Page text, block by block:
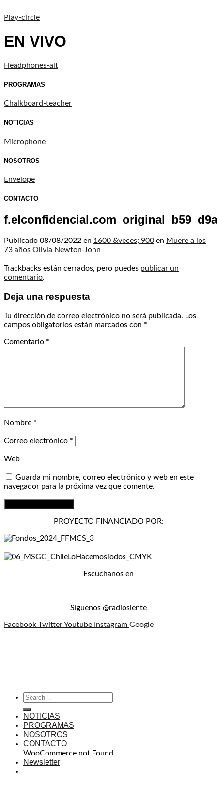
Play-circle
EN VIVO
Headphones-alt
PROGRAMAS
Chalkboard-teacher
NOTICIAS
Microphone
NOSOTROS
Envelope
CONTACTO
Publicado 08/08/2022 en 1600 &veces; 900 en Muere a los
73 años Olivia Newton-John
Trackbacks están cerrados, pero puedes publicar un
comentario.
Deja una respuesta
Tu dirección de correo electrónico no será publicada. Los
campos obligatorios están marcados con *
Comentario *
Nombre *
Correo electrónico *
Web
Guarda mi nombre, correo electrónico y web en este
navegador para la próxima vez que comente.
PROYECTO FINANCIADO POR:
Escuchanos en
Síguenos @radiosiente
Facebook TwitterYoutube Instagram Google
NOTICIAS
PROGRAMAS
NOSOTROS
CONTACTO
WooCommerce not Found
Newsletter